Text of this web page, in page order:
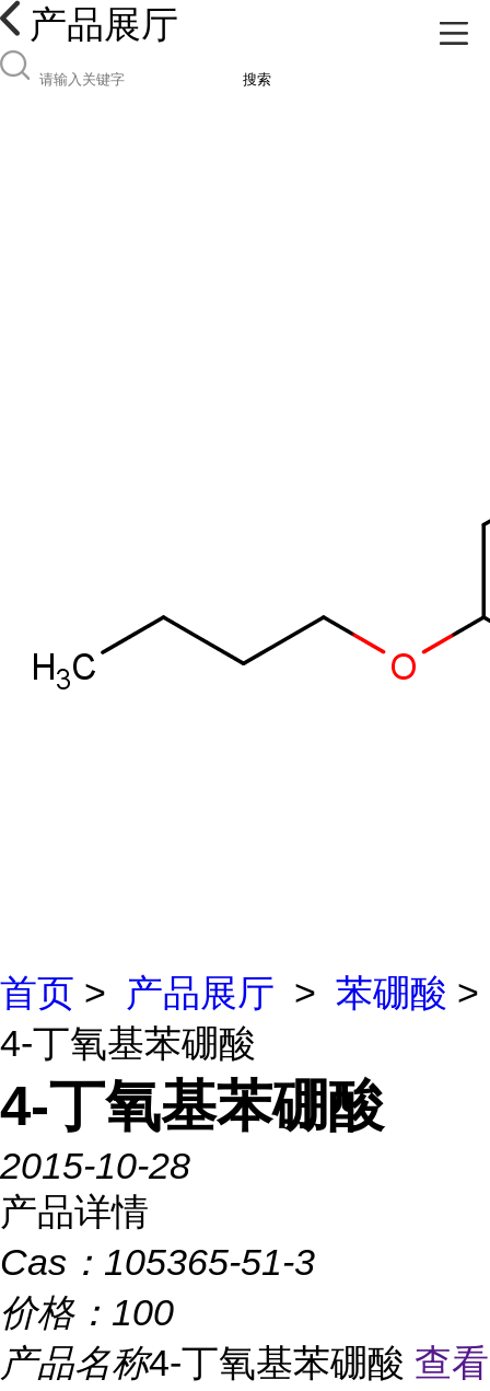
产品展厅
搜索
首页 > 产品展厅 > 苯硼酸 >
4-丁氧基苯硼酸
4-丁氧基苯硼酸
2015-10-28
产品详情
Cas： 105365-51-3
价格： 100
产品名称4-丁氧基苯硼酸 查看